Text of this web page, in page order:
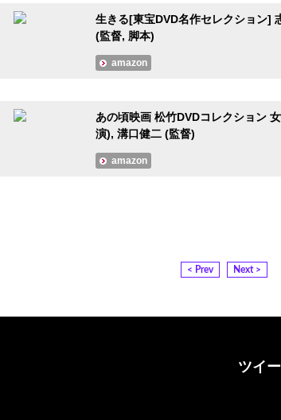
生きる[東宝DVD名作セレクション]
(監督, 脚本)
amazon
あの頃映画 松竹DVDコレクション
演), 溝口健二 (監督)
amazon
< Prev Next >
ツイ